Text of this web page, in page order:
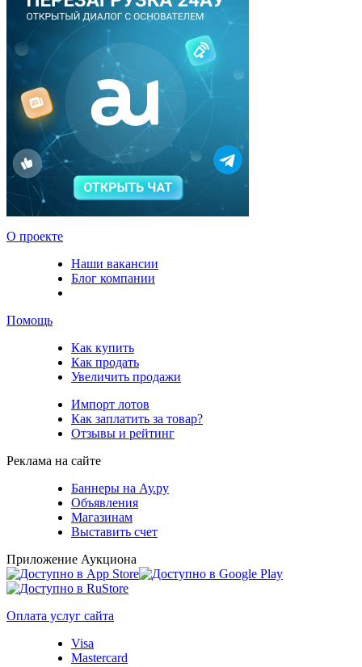
О проекте
Наши вакансии
Блог компании
Помощь
Как купить
Как продать
Увеличить продажи
Импорт лотов
Как заплатить за товар?
Отзывы и рейтинг
Реклама на сайте
Баннеры на Ау.ру
Объявления
Магазинам
Выставить счет
Приложение Аукциона
Оплата услуг сайта
Visa
Mastercard